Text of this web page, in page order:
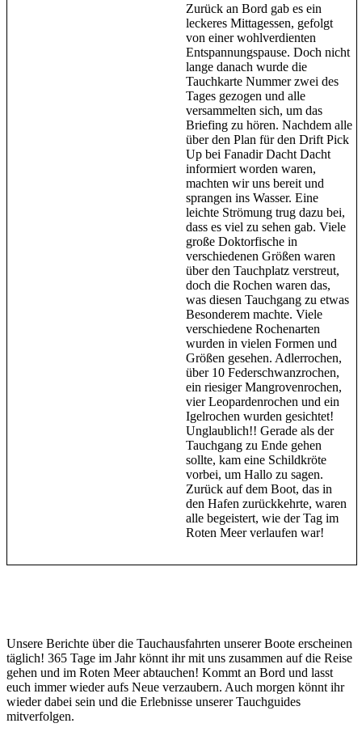
Zurück an Bord gab es ein
leckeres Mittagessen, gefolgt
von einer wohlverdienten
Entspannungspause. Doch nicht
lange danach wurde die
Tauchkarte Nummer zwei des
Tages gezogen und alle
versammelten sich, um das
Briefing zu hören. Nachdem alle
über den Plan für den Drift Pick
Up bei Fanadir Dacht Dacht
informiert worden waren,
machten wir uns bereit und
sprangen ins Wasser. Eine
leichte Strömung trug dazu bei,
dass es viel zu sehen gab. Viele
große Doktorfische in
verschiedenen Größen waren
über den Tauchplatz verstreut,
doch die Rochen waren das,
was diesen Tauchgang zu etwas
Besonderem machte. Viele
verschiedene Rochenarten
wurden in vielen Formen und
Größen gesehen. Adlerrochen,
über 10 Federschwanzrochen,
ein riesiger Mangrovenrochen,
vier Leopardenrochen und ein
Igelrochen wurden gesichtet!
Unglaublich!! Gerade als der
Tauchgang zu Ende gehen
sollte, kam eine Schildkröte
vorbei, um Hallo zu sagen.
Zurück auf dem Boot, das in
den Hafen zurückkehrte, waren
alle begeistert, wie der Tag im
Roten Meer verlaufen war!
Unsere Berichte über die Tauchausfahrten unserer Boote erscheinen
täglich! 365 Tage im Jahr könnt ihr mit uns zusammen auf die Reise
gehen und im Roten Meer abtauchen! Kommt an Bord und lasst
euch immer wieder aufs Neue verzaubern. Auch morgen könnt ihr
wieder dabei sein und die Erlebnisse unserer Tauchguides
mitverfolgen.